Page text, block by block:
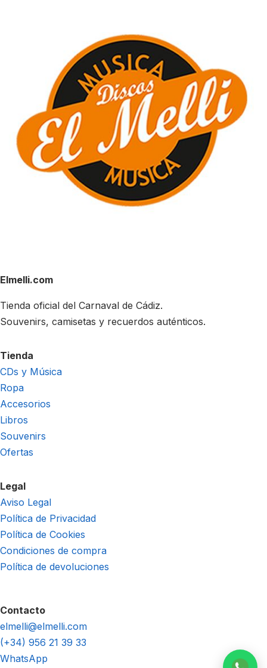
Elmelli.com
Tienda oficial del Carnaval de Cádiz.
Souvenirs, camisetas y recuerdos auténticos.
Tienda
CDs y Música
Ropa
Accesorios
Libros
Souvenirs
Ofertas
Legal
Aviso Legal
Política de Privacidad
Política de Cookies
Condiciones de compra
Política de devoluciones
Contacto
elmelli@elmelli.com
(+34) 956 21 39 33
WhatsApp